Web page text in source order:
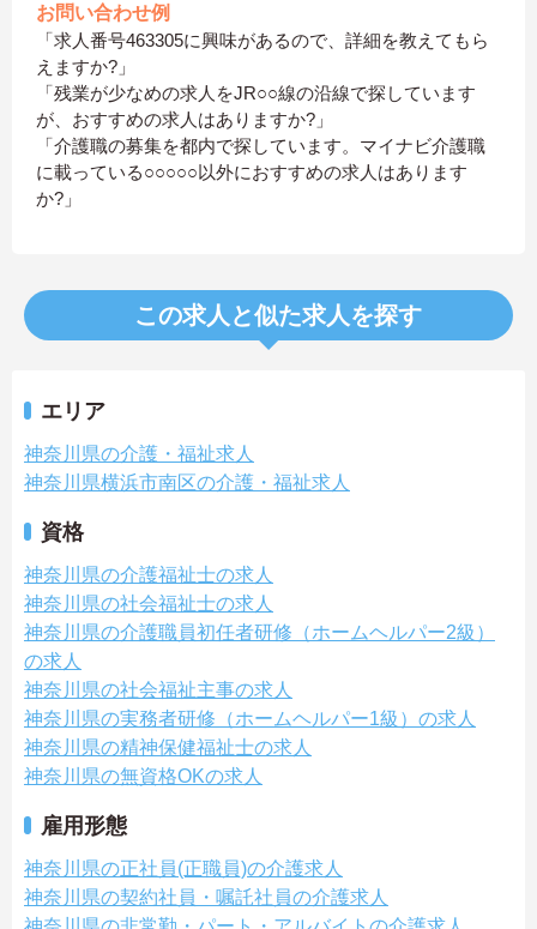
お問い合わせ例
「求人番号463305に興味があるので、詳細を教えてもら
えますか?」
「残業が少なめの求人をJR○○線の沿線で探しています
が、おすすめの求人はありますか?」
「介護職の募集を都内で探しています。マイナビ介護職
に載っている○○○○○以外におすすめの求人はあります
か?」
この求人と似た求人を探す
エリア
神奈川県の介護・福祉求人
神奈川県横浜市南区の介護・福祉求人
資格
神奈川県の介護福祉士の求人
神奈川県の社会福祉士の求人
神奈川県の介護職員初任者研修（ホームヘルパー2級）
の求人
神奈川県の社会福祉主事の求人
神奈川県の実務者研修（ホームヘルパー1級）の求人
神奈川県の精神保健福祉士の求人
神奈川県の無資格OKの求人
雇用形態
神奈川県の正社員(正職員)の介護求人
神奈川県の契約社員・嘱託社員の介護求人